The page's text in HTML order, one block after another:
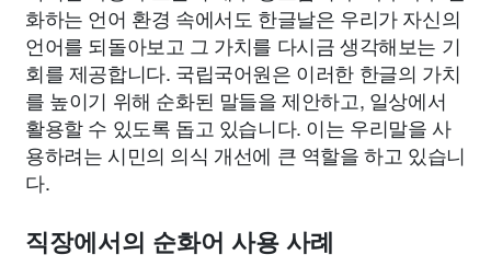
화하는 언어 환경 속에서도 한글날은 우리가 자신의
언어를 되돌아보고 그 가치를 다시금 생각해보는 기
회를 제공합니다. 국립국어원은 이러한 한글의 가치
를 높이기 위해 순화된 말들을 제안하고, 일상에서
활용할 수 있도록 돕고 있습니다. 이는 우리말을 사
용하려는 시민의 의식 개선에 큰 역할을 하고 있습니
다.
직장에서의 순화어 사용 사례